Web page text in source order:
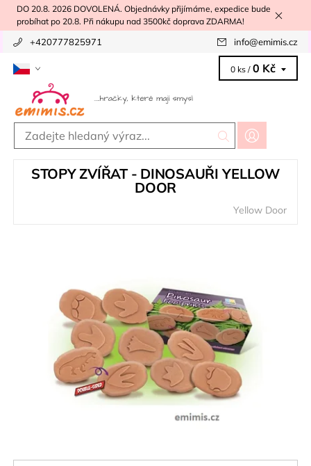
DO 20.8. 2026 DOVOLENÁ. Objednávky přijímáme, expedice bude
probíhat po 20.8. Při nákupu nad 3500kč doprava ZDARMA!
+420777825971 info@emimis.cz
0 ks / 0 Kč
STOPY ZVÍŘAT - DINOSAUŘI YELLOW
DOOR
Yellow Door